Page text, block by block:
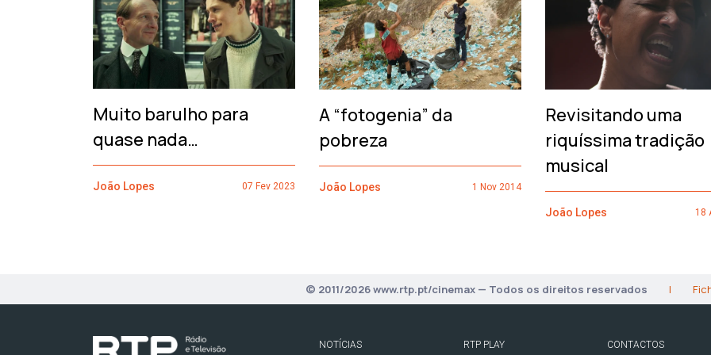
Muito barulho para
quase nada…
João Lopes 07 Fev 2023
A “fotogenia” da
pobreza
João Lopes 1 Nov 2014
Revisitando uma
riquíssima tradição
musical
João Lopes 18
‹
© 2011/2026 www.rtp.pt/cinemax — Todos os direitos reservados |
NOTÍCIAS RTP PLAY CONTACTOS